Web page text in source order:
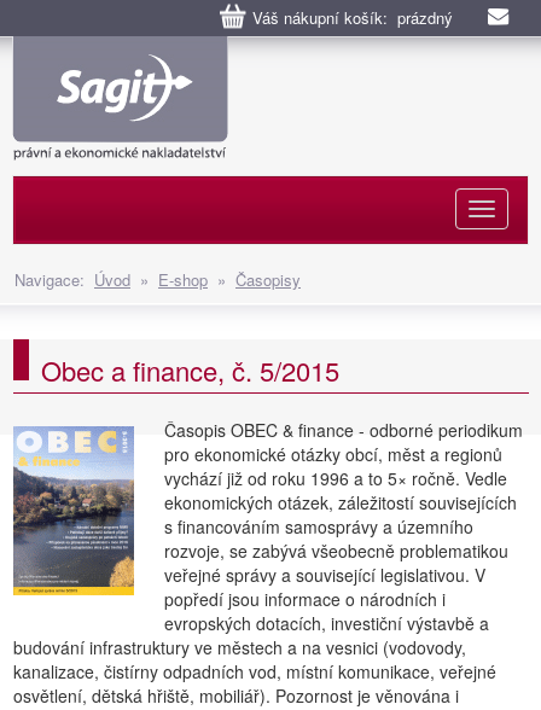
Váš nákupní košík: prázdný
Navigace: Úvod » E-shop » Časopisy
Obec a finance, č. 5/2015
Časopis OBEC & finance - odborné periodikum
pro ekonomické otázky obcí, měst a regionů
vychází již od roku 1996 a to 5× ročně. Vedle
ekonomických otázek, záležitostí souvisejících
s financováním samosprávy a územního
rozvoje, se zabývá všeobecně problematikou
veřejné správy a související legislativou. V
popředí jsou informace o národních i
evropských dotacích, investiční výstavbě a
budování infrastruktury ve městech a na vesnici (vodovody,
kanalizace, čistírny odpadních vod, místní komunikace, veřejné
osvětlení, dětská hřiště, mobiliář). Pozornost je věnována i